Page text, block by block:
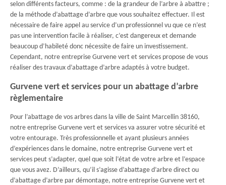
selon différents facteurs, comme : de la grandeur de l’arbre à abattre ;
de la méthode d’abattage d’arbre que vous souhaitez effectuer. Il est
nécessaire de faire appel au service d’un professionnel vu que ce n’est
pas une intervention facile à réaliser, c’est dangereux et demande
beaucoup d’habileté donc nécessite de faire un investissement.
Cependant, notre entreprise Gurvene vert et services propose de vous
réaliser des travaux d’abattage d’arbre adaptés à votre budget.
Gurvene vert et services pour un abattage d’arbre
règlementaire
Pour l’abattage de vos arbres dans la ville de Saint Marcellin 38160,
notre entreprise Gurvene vert et services va assurer votre sécurité et
votre entourage. Très professionnelle et ayant plusieurs années
d’expériences dans le domaine, notre entreprise Gurvene vert et
services peut s’adapter, quel que soit l’état de votre arbre et l’espace
que vous avez. D’ailleurs, qu’il s’agisse d’abattage d’arbre direct ou
d’abattage d’arbre par démontage, notre entreprise Gurvene vert et